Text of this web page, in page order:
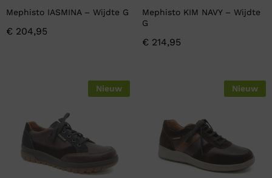
Mephisto IASMINA – Wijdte G
€ 204,95
Mephisto KIM NAVY – Wijdte
G
€ 214,95
Nieuw Nieuw